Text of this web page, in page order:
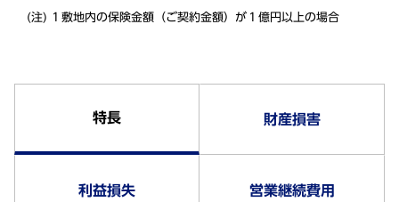
１敷地内の保険金額（ご契約金額）が１億円以上の場合
特長 財産損害
利益損失 営業継続費用